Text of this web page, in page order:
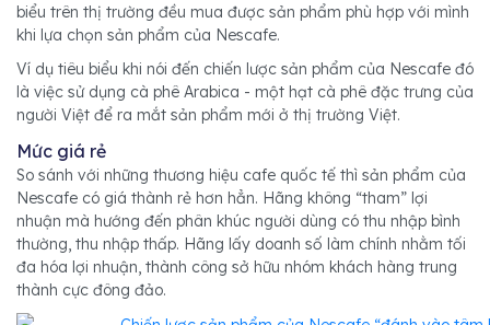
biểu trên thị trường đều mua được sản phẩm phù hợp với mình
khi lựa chọn sản phẩm của Nescafe.
Ví dụ tiêu biểu khi nói đến chiến lược sản phẩm của Nescafe đó
là việc sử dụng cà phê Arabica - một hạt cà phê đặc trưng của
người Việt để ra mắt sản phẩm mới ở thị trường Việt.
Mức giá rẻ
So sánh với những thương hiệu cafe quốc tế thì sản phẩm của
Nescafe có giá thành rẻ hơn hẳn. Hãng không “tham” lợi
nhuận mà hướng đến phân khúc người dùng có thu nhập bình
thường, thu nhập thấp. Hãng lấy doanh số làm chính nhằm tối
đa hóa lợi nhuận, thành công sở hữu nhóm khách hàng trung
thành cực đông đảo.